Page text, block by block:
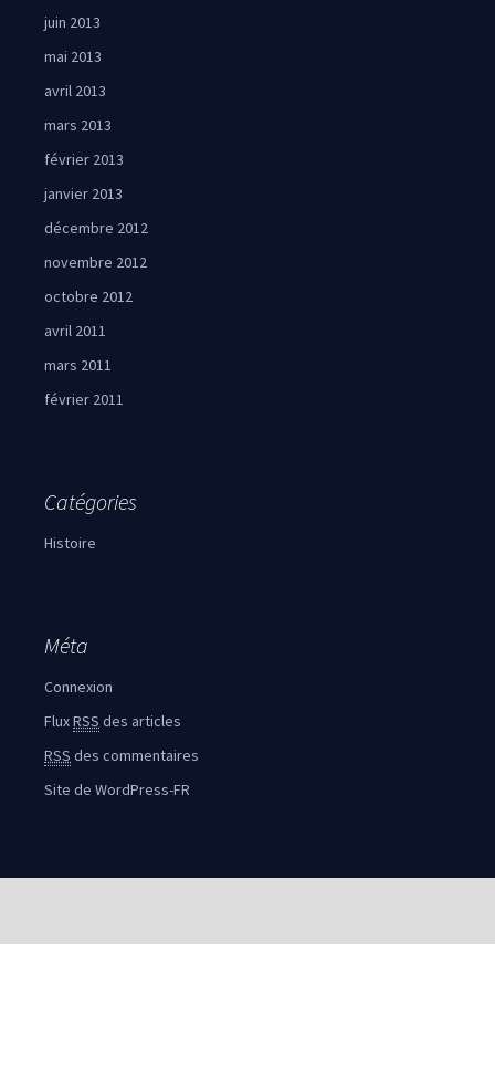
juin 2013
mai 2013
avril 2013
mars 2013
février 2013
janvier 2013
décembre 2012
novembre 2012
octobre 2012
avril 2011
mars 2011
février 2011
Catégories
Histoire
Méta
Connexion
FluxRSS des articles
RSS des commentaires
Site de WordPress-FR